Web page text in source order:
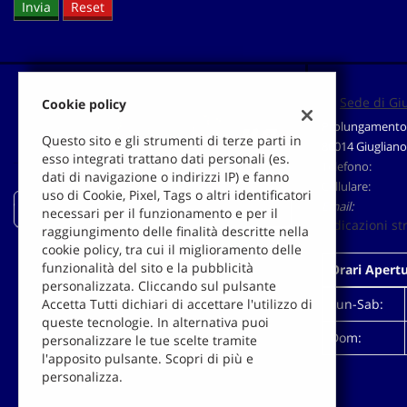
Auto-Pigna
Sede di
80014
Telefono:
Cellulare:
Email:
Indicazioni
Orari
Lun-Sab:
Dom:
Cookie policy
Questo sito e gli strumenti di terze parti in
esso integrati trattano dati personali (es.
dati di navigazione o indirizzi IP) e fanno
uso di Cookie, Pixel, Tags o altri identificatori
necessari per il funzionamento e per il
raggiungimento delle finalità descritte nella
cookie policy, tra cui il miglioramento delle
funzionalità del sito e la pubblicità
personalizzata. Cliccando sul pulsante
Accetta Tutti dichiari di accettare l'utilizzo di
queste tecnologie. In alternativa puoi
personalizzare le tue scelte tramite
l'apposito pulsante. Scopri di più e
personalizza.
questi
tracciamento
rimanda
cookie
policy.
Puoi
rivedere
modificare
tue
scelte
qualsiasi
momento.
Leggi
la